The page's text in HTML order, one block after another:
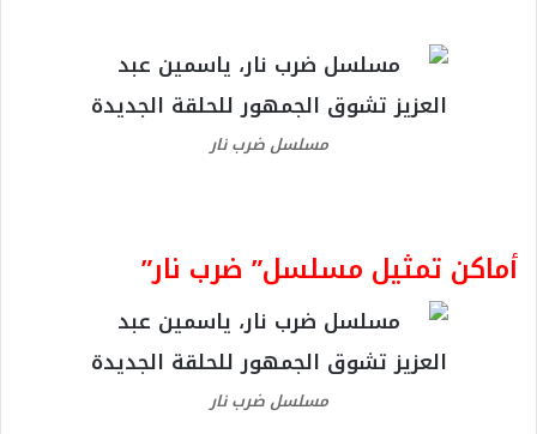
مسلسل ضرب نار
أماكن تمثيل مسلسل” ضرب نار”
مسلسل ضرب نار